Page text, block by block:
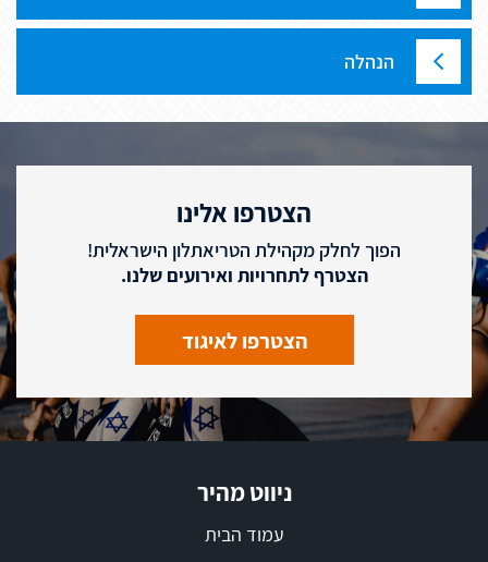
הנהלה
הצטרפו אלינו
הפוך לחלק מקהילת הטריאתלון הישראלית!
הצטרף לתחרויות ואירועים שלנו.
הצטרפו לאיגוד
ניווט מהיר
עמוד הבית